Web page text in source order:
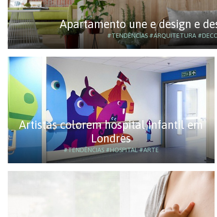
Apartamento une e design e
#TENDÊNCIAS #ARQUITETURA
Artistas colorem hospital infantil em
Londres
#TENDÊNCIAS#HOSPITAL#ARTE